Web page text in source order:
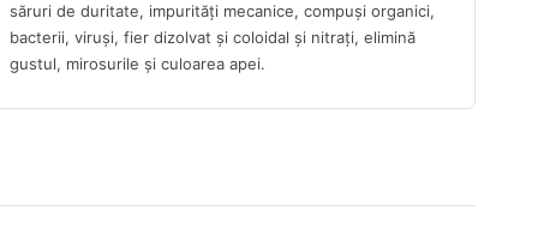
săruri de duritate, impurități mecanice, compuși organici,
bacterii, viruși, fier dizolvat și coloidal și nitrați, elimină
gustul, mirosurile și culoarea apei.